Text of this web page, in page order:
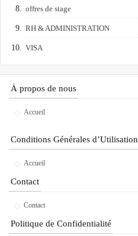
offres de stage
RH & ADMINISTRATION
VISA
À propos de nous
Accueil
Conditions Générales d’Utilisation
Accueil
Contact
Contact
Politique de Confidentialité